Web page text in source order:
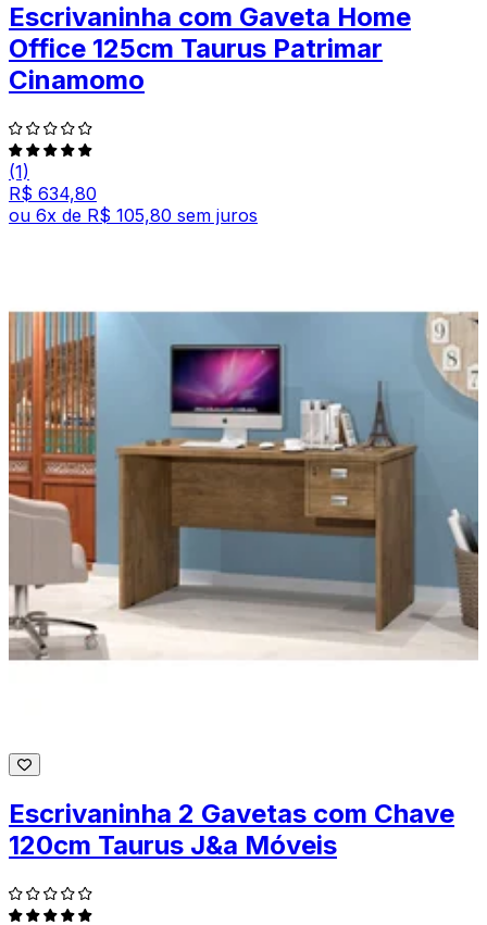
Escrivaninha com Gaveta Home
Office 125cm Taurus Patrimar
Cinamomo
(1)
R$ 634,80
ou 6x de R$ 105,80 sem juros
Escrivaninha 2 Gavetas com Chave
120cm Taurus J&a Móveis